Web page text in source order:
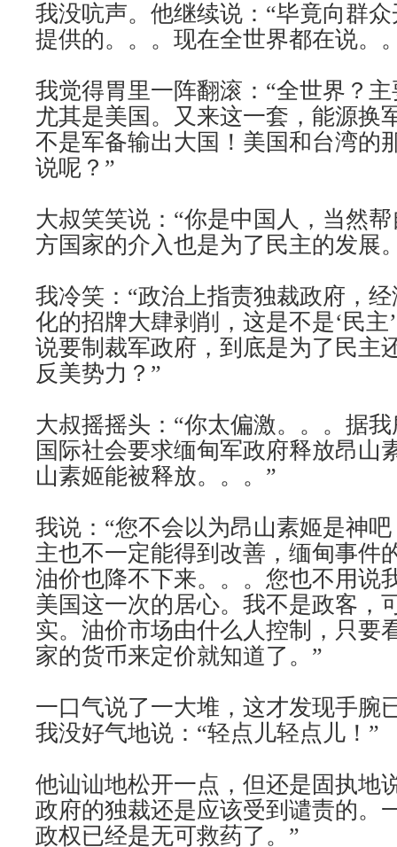
我没吭声。他继续说：“毕竟向群
提供的。。。现在全世界都在说。
我觉得胃里一阵翻滚：“全世界？
尤其是美国。又来这一套，能源换
不是军备输出大国！美国和台湾的
说呢？”
大叔笑笑说：“你是中国人，当然
方国家的介入也是为了民主的发展
我冷笑：“政治上指责独裁政府，
化的招牌大肆剥削，这是不是‘民主
说要制裁军政府，到底是为了民主
反美势力？”
大叔摇摇头：“你太偏激。。。据
国际社会要求缅甸军政府释放昂山
山素姬能被释放。。。”
我说：“您不会以为昂山素姬是神
主也不一定能得到改善，缅甸事
油价也降不下来。。。您也不用说
美国这一次的居心。我不是政客，
实。油价市场由什么人控制，只要
家的货币来定价就知道了。”
一口气说了一大堆，这才发现手腕
我没好气地说：“轻点儿轻点儿！”
他讪讪地松开一点，但还是固执地
政府的独裁还是应该受到谴责的。
政权已经是无可救药了。”